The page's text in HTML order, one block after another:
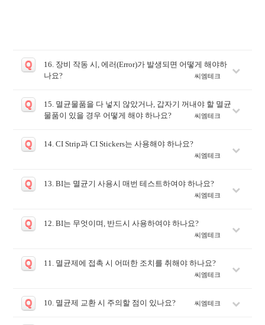
Q
16. 장비 작동 시, 에러(Error)가 발생되면 어떻게 해야하
나요?
씨엠테크
Q
15. 멸균물품을 다 넣지 않았거나, 갑자기 꺼내야 할 멸균
물품이 있을 경우 어떻게 해야 하나요?
씨엠테크
Q 14. CI Strip과 CI Stickers는 사용해야 하나요?
씨엠테크
Q 13. BI는 멸균기 사용시 매번 테스트하여야 하나요?
씨엠테크
Q 12. BI는 무엇이며, 반드시 사용하여야 하나요?
씨엠테크
Q 11. 멸균제에 접촉 시 어떠한 조치를 취해야 하나요?
씨엠테크
Q 10. 멸균제 교환 시 주의할 점이 있나요? 씨엠테크